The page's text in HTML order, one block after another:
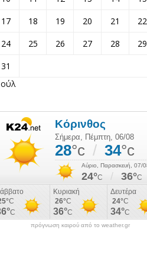
17
18 19 20 21 22
24
25 26 27 28 29
31
πρόγνωση καιρού από το weather.gr